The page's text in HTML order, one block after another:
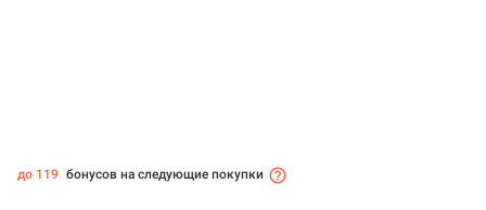
до 119 бонусов на следующие покупки